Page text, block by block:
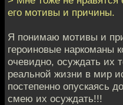
его мотивы и причины.
Я понимаю мотивы и
героиновые наркоманы
очевидно, осуждать их
реальной жизни в мир
постепенно опускаясь
смею их осуждать!!!